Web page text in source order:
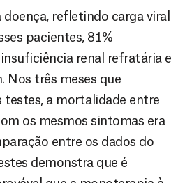
doença, refletindo carga viral
pacientes, 81%
renal refratária e
Nos três meses que
testes, a mortalidade entre
os mesmos sintomas era
entre os dados do
demonstra que é